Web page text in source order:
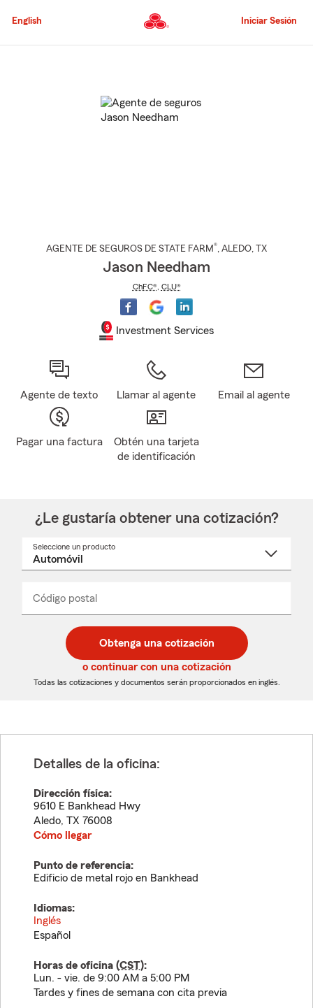
al
principal
English Iniciar Sesión
AGENTE DE SEGUROS DE STATE FARM®, ALEDO, TX
Jason Needham
ChFC®, CLU®
Investment Services
Agente de texto Llamar al agente Email al agente
Pagar una factura
Obtén una tarjeta
de identificación
¿Le gustaría obtener una cotización?
Seleccione un producto
desplegable
Código postal
de
5
dígitos
de
5
dígitos
_____
Obtenga una cotización
o continuar con una cotización
Todas las cotizaciones y documentos serán proporcionados en inglés.
Detalles de la oficina:
Dirección física:
9610 E Bankhead Hwy
Aledo, TX 76008
Cómo llegar
Punto de referencia:
Edificio de metal rojo en Bankhead
Idiomas:
Inglés
Español
Horas de oficina (CST):
Lun. - vie. de 9:00 AM a 5:00 PM
Tardes y fines de semana con cita previa